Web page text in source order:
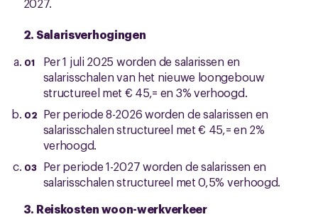
2. Salarisverhogingen
Per 1 juli 2025 worden de salarissen en
salarisschalen van het nieuwe loongebouw
structureel met € 45,= en 3% verhoogd.
Per periode 8-2026 worden de salarissen en
salarisschalen structureel met € 45,= en 2%
verhoogd.
Per periode 1-2027 worden de salarissen en
salarisschalen structureel met 0,5% verhoogd.
3. Reiskosten woon-werkverkeer